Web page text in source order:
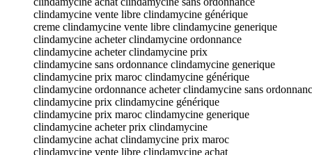
clindamycine vente libre clindamycine générique
creme clindamycine vente libre clindamycine generique
clindamycine acheter clindamycine ordonnance
clindamycine acheter clindamycine prix
clindamycine sans ordonnance clindamycine generique
clindamycine prix maroc clindamycine générique
clindamycine ordonnance acheter clindamycine sans
clindamycine prix clindamycine générique
clindamycine prix maroc clindamycine generique
clindamycine acheter prix clindamycine
clindamycine achat clindamycine prix maroc
clindamycine vente libre clindamycine achat